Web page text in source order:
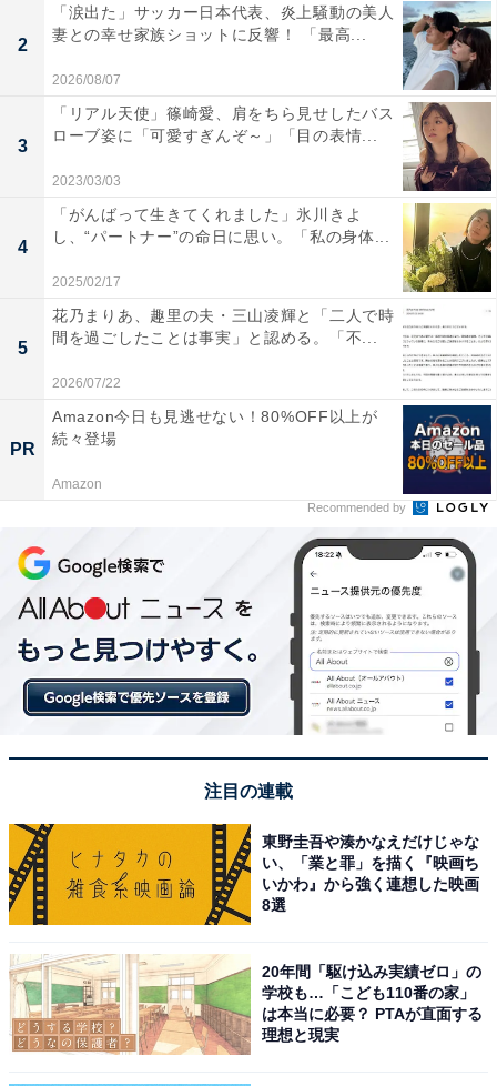
2
「涙出た」サッカー日本代表、炎上騒動の美人
妻との幸せ家族ショットに反響！ 「最高...
2026/08/07
3
「リアル天使」篠崎愛、肩をちら見せしたバス
ローブ姿に「可愛すぎんぞ～」「目の表情...
2023/03/03
4
「がんばって生きてくれました」氷川きよ
し、“パートナー”の命日に思い。「私の身体...
2025/02/17
5
花乃まりあ、趣里の夫・三山凌輝と「二人で時
間を過ごしたことは事実」と認める。「不...
2026/07/22
PR
Amazon今日も見逃せない！80%OFF以上が
続々登場
Amazon
Recommended by
注目の連載
東野圭吾や湊かなえだけじゃな
い、「業と罪」を描く『映画ち
いかわ』から強く連想した映画
8選
20年間「駆け込み実績ゼロ」の
学校も…「こども110番の家」
は本当に必要？ PTAが直面する
理想と現実